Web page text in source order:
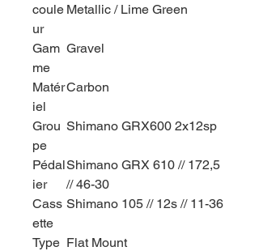
coule
ur
Metallic / Lime Green
Gam
me
Gravel
Matér
iel
Carbon
Grou
pe
Shimano GRX600 2x12sp
Pédal
ier
Shimano GRX 610 // 172,5
// 46-30
Cass
ette
Shimano 105 // 12s // 11-36
Type Flat Mount